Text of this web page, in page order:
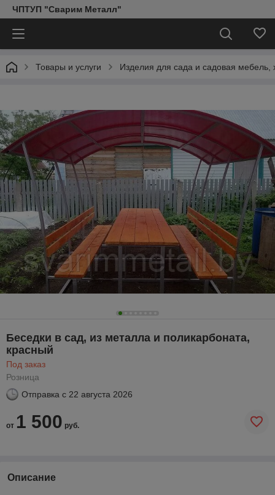
ЧПТУП "Сварим Металл"
Товары и услуги Изделия для сада и садовая мебель,
Беседки в сад, из металла и поликарбоната,
красный
Под заказ
Розница
Отправка с 22 августа 2026
от 1 500 руб.
Описание